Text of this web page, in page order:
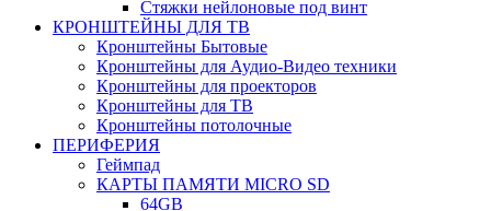
Стяжки нейлоновые под винт
КРОНШТЕЙНЫ ДЛЯ ТВ
Кронштейны Бытовые
Кронштейны для Аудио-Видео техники
Кронштейны для проекторов
Кронштейны для ТВ
Кронштейны потолочные
ПЕРИФЕРИЯ
Геймпад
КАРТЫ ПАМЯТИ MICRO SD
64GB